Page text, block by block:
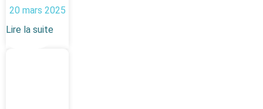
20 mars 2025
Lire la suite